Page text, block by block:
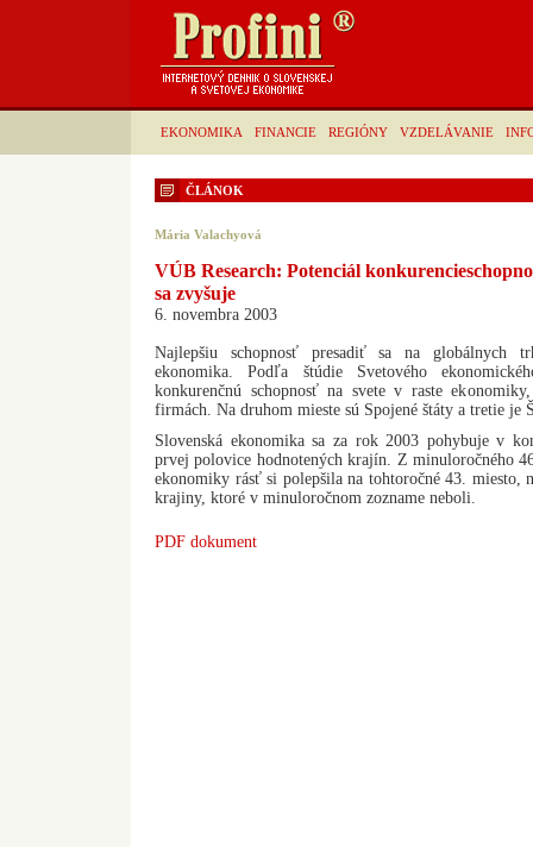
EKONOMIKA FINANCIE REGIÓNY VZDELÁVANIE
ČLÁNOK
Mária Valachyová
VÚB Research: Potenciál
sa zvyšuje
6. novembra 2003
Najlepšiu schopnosť presadiť sa na globálnych
ekonomika. Podľa štúdie Svetového
konkurenčnú schopnosť na svete v raste
firmách. Na druhom mieste sú Spojené štáty a tretie je
Slovenská ekonomika sa za rok 2003 pohybuje v
prvej polovice hodnotených krajín. Z minuloročného
ekonomiky rásť si polepšila na tohtoročné 43. miesto,
krajiny, ktoré v minuloročnom zozname neboli.
PDF dokument